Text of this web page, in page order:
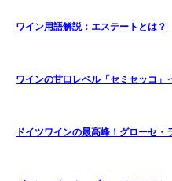
ワイン用語解説：エステートとは？
ワインの甘口レベル「セミセッコ」
ドイツワインの最高峰！グローセ・